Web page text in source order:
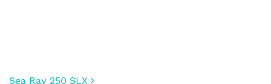
Sea Ray 250 SLX